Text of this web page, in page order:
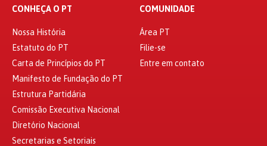
CONHEÇA O PT
Nossa História
Estatuto do PT
Carta de Princípios do PT
Manifesto de Fundação do PT
Estrutura Partidária
Comissão Executiva Nacional
Diretório Nacional
Secretarias e Setoriais
COMUNIDADE
Área PT
Filie-se
Entre em contato